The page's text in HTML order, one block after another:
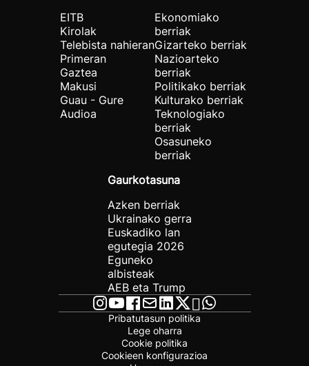
EITB
Kirolak
Telebista nahieran
Primeran
Gaztea
Makusi
Guau - Gure
Audioa
Ekonomiako
berriak
Gizarteko berriak
Nazioarteko
berriak
Politikako berriak
Kulturako berriak
Teknologiako
berriak
Osasuneko
berriak
Gaurkotasuna
Azken berriak
Ukrainako gerra
Euskadiko lan
egutegia 2026
Eguneko
albisteak
AEB eta Trump
Pribatutasun politika
Lege oharra
Cookie politika
Cookieen konfigurazioa